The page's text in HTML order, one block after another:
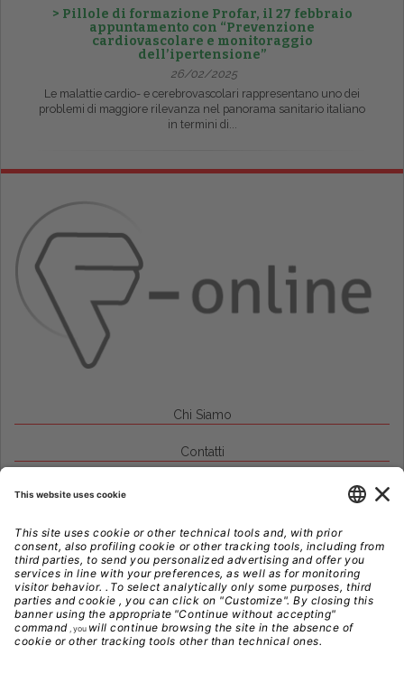
> Pillole di formazione Profar, il 27 febbraio
appuntamento con “Prevenzione
cardiovascolare e monitoraggio
dell’ipertensione”
26/02/2025
Le malattie cardio- e cerebrovascolari rappresentano uno dei
problemi di maggiore rilevanza nel panorama sanitario italiano
in termini di...
Chi Siamo
Contatti
Note Legali
Privacy
Gestione Cookie